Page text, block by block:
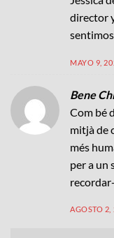
director
MAYO 9,
Bene
Com bé
mitjà de
més
per a un
AGOSTO